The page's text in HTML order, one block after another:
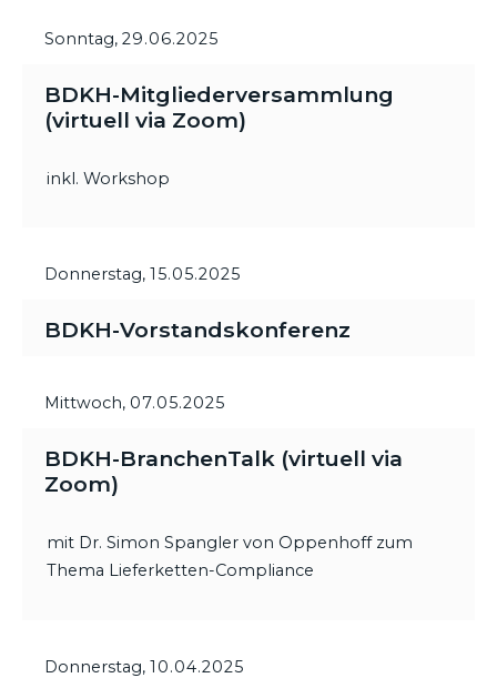
Sonntag, 29.06.2025
BDKH-Mitgliederversammlung
(virtuell via Zoom)
inkl. Workshop
Donnerstag, 15.05.2025
BDKH-Vorstandskonferenz
Mittwoch, 07.05.2025
BDKH-BranchenTalk (virtuell via
Zoom)
mit Dr. Simon Spangler von Oppenhoff zum
Thema Lieferketten-Compliance
Donnerstag, 10.04.2025